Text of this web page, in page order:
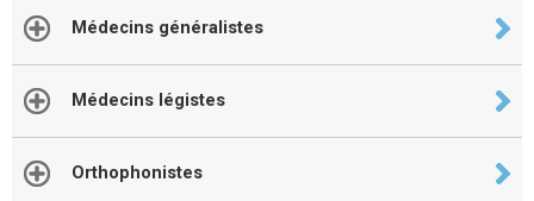
Médecins généralistes
Médecins légistes
Orthophonistes